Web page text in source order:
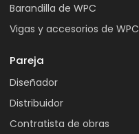
Barandilla de WPC
Vigas y accesorios de WPC
Pareja
Diseñador
Distribuidor
Contratista de obras